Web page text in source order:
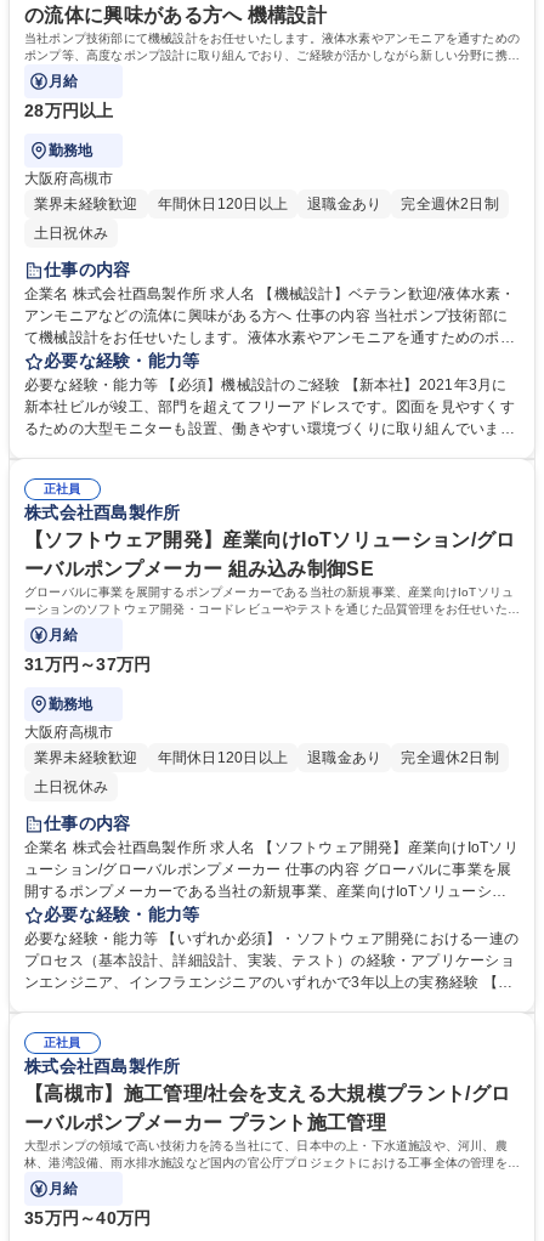
の流体に興味がある方へ 機構設計
当社ポンプ技術部にて機械設計をお任せいたします。液体水素やアンモニアを通すための
ポンプ等、高度なポンプ設計に取り組んでおり、ご経験が活かしながら新しい分野に携わ
れる環境です。
月給
28万円以上
勤務地
大阪府高槻市
業界未経験歓迎
年間休日120日以上 退職金あり
完全週休2日制
土日祝休み
仕事の内容
企業名 株式会社酉島製作所 求人名 【機械設計】ベテラン歓迎/液体水素・
アンモニアなどの流体に興味がある方へ 仕事の内容 当社ポンプ技術部に
て機械設計をお任せいたします。液体水素やアンモニアを通すためのポン
プ等、高度なポンプ設計に取り組んでおり、ご経験が活かしながら新しい
分野に携われる環境です。 当社のポンプは中東の国の国家プロジェクトに
も採用されナイル川沿いの緑化に貢献しています。 社会インフラであるポ
ンプから、先端技術領域を担うポンプまで、ご入社後はご自身の技術力を
必要な経験・能力等
必要な経験・能力等 【必須】機械設計のご経験 【新本社】2021年3月に
新本社ビルが竣工、部門を超えてフリーアドレスです。図面を見やすくす
るための大型モニターも設置、働きやすい環境づくりに取り組んでいま
歴：大学院 大学 高専 短大 専修学校 高校 語学力： 資格：
正社員
株式会社酉島製作所
【ソフトウェア開発】産業向けIoTソリューション/グロ
ーバルポンプメーカー 組み込み制御SE
グローバルに事業を展開するポンプメーカーである当社の新規事業、産業向けIoTソリュ
ーションのソフトウェア開発・コードレビューやテストを通じた品質管理をお任せいたし
ます。
月給
31万円～37万円
勤務地
大阪府高槻市
業界未経験歓迎
年間休日120日以上 退職金あり
完全週休2日制
土日祝休み
仕事の内容
企業名 株式会社酉島製作所 求人名 【ソフトウェア開発】産業向けIoTソリ
ューション/グローバルポンプメーカー 仕事の内容 グローバルに事業を展
開するポンプメーカーである当社の新規事業、産業向けIoTソリューショ
ンのソフトウェア開発・コードレビューやテストを通じた品質管理をお任
せいたします。 募集職種 【ソフトウェア開発】産業向けIoTソリューショ
ン/グローバルポンプメーカー
必要な経験・能力等
必要な経験・能力等 【いずれか必須】・ソフトウェア開発における一連の
プロセス（基本設計、詳細設計、実装、テスト）の経験・アプリケーショ
ンエンジニア、インフラエンジニアのいずれかで3年以上の実務経験 【新
りに取り組んでいます。 学歴・資格 学歴：大学院 大学 高専 短大 専修学
校 高校 語学力： 資格：
正社員
株式会社酉島製作所
【高槻市】施工管理/社会を支える大規模プラント/グロ
ーバルポンプメーカー プラント施工管理
大型ポンプの領域で高い技術力を誇る当社にて、日本中の上・下水道施設や、河川、農
林、港湾設備、雨水排水施設など国内の官公庁プロジェクトにおける工事全体の管理を行
います。
月給
35万円～40万円